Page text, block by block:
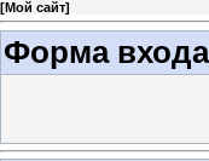
[Мой сайт]
Форма входа